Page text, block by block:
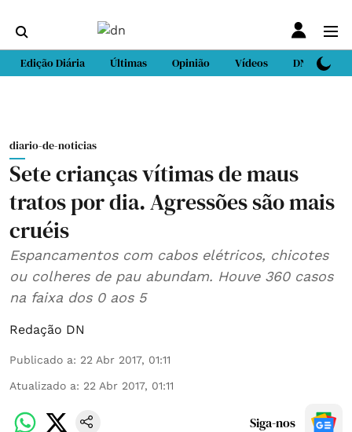
Edição Diária Últimas Opinião Vídeos DN Sport
diario-de-noticias
Sete crianças vítimas de maus
tratos por dia. Agressões são mais
cruéis
Espancamentos com cabos elétricos, chicotes
ou colheres de pau abundam. Houve 360 casos
na faixa dos 0 aos 5
Redação DN
Publicado a: 22 Abr 2017, 01:11
Atualizado a: 22 Abr 2017, 01:11
Siga-nos